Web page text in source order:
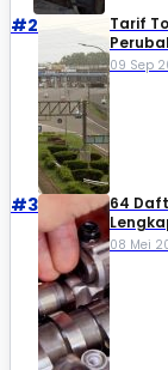
#2
Tarif
09 Sep
#3
64
08 Mei